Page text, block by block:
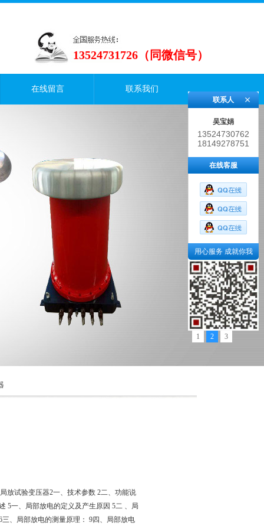
13524731726（同微信号）
在线留言 联系我们
1 2 3
放试验变压器2一、技术参数 2二、功能说
5一、局部放电的定义及产生原因 5二 、局
、局部放电的测量原理： 9四、局部放电
联系人
吴宝娟
13524730762
18149278751
在线客服
用心服务 成就你我